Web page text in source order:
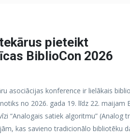
pieteikt
BiblioCon 2026
asociācijas konference ir lielākais
no 2026. gada 19. līdz 22. maijam
“Analogais satiek algoritmu” (Analog
kas savieno tradicionālo bibliotēku